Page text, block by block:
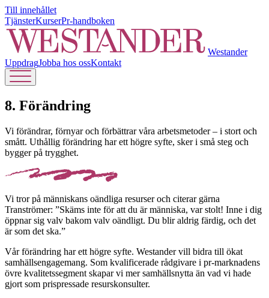
Till innehållet
TjänsterKurserPr-handboken
Westander
UppdragJobba hos ossKontakt
8. Förändring
Vi förändrar, förnyar och förbättrar våra arbetsmetoder – i stort och
smått. Uthållig förändring har ett högre syfte, sker i små steg och
bygger på trygghet.
Vi tror på människans oändliga resurser och citerar gärna
Tranströmer: ”Skäms inte för att du är människa, var stolt! Inne i dig
öppnar sig valv bakom valv oändligt. Du blir aldrig färdig, och det
är som det ska.”
Vår förändring har ett högre syfte. Westander vill bidra till ökat
samhällsengagemang. Som kvalificerade rådgivare i pr-marknadens
övre kvalitetssegment skapar vi mer samhällsnytta än vad vi hade
gjort som prispressade resurskonsulter.